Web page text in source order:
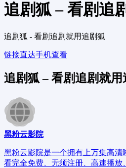
追剧狐 – 看剧追
追剧狐 - 看剧追剧就用追剧狐
链接直达手机查看
追剧狐 – 看剧追剧就
黑粉云影院
黑粉云影院是一个拥有上万集高
看完全免费、无须注册、高速播